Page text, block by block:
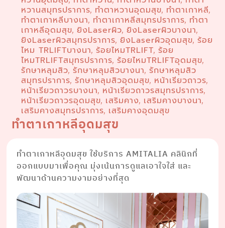
หวานสมุทรปราการ, ทำตาหวานอุดมสุข, ทำตาเกาหลี,
ทำตาเกาหลีบางนา, ทำตาเกาหลีสมุทรปราการ, ทำตา
เกาหลีอุดมสุข,ยิงLaserผิว,ยิงLaserผิวบางนา,
ยิงLaserผิวสมุทรปราการ,ยิงLaserผิวอุดมสุข,ร้อย
ไหม TRLIFTบางนา,ร้อยไหมTRLIFT,ร้อย
ไหมTRLIFTสมุทรปราการ,ร้อยไหมTRLIFTอุดมสุข,
รักษาหลุมสิว,รักษาหลุมสิวบางนา,รักษาหลุมสิว
สมุทรปราการ,รักษาหลุมสิวอุดมสุข, หน้าเรียวถาวร,
หน้าเรียวถาวรบางนา, หน้าเรียวถาวรสมุทรปราการ,
หน้าเรียวถาวรอุดมสุข, เสริมคาง, เสริมคางบางนา,
เสริมคางสมุทรปราการ, เสริมคางอุดมสุข
ทำตาเกาหลีอุดมสุข
ทำตาเกาหลีอุดมสุข ใช้บริการ AMITALIA คลินิกที่
ออกแบบมาเพื่อคุณ มุ่งเน้นการดูแลเอาใจใส่ และ
พัฒนาด้านความงามอย่างที่สุด